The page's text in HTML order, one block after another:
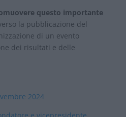
questo importante
la pubblicazione del
di un evento
dei risultati e delle
2024